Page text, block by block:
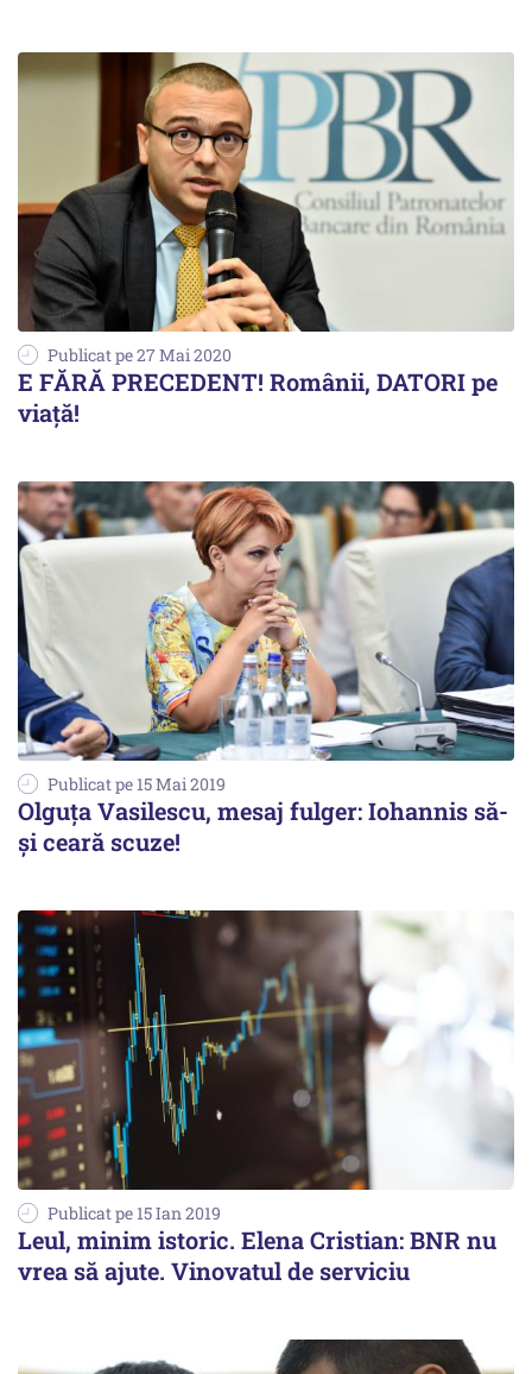
Publicat pe 27 Mai 2020
E FĂRĂ PRECEDENT! Românii, DATORI pe
viață!
Publicat pe 15 Mai 2019
Olguța Vasilescu, mesaj fulger: Iohannis să-
și ceară scuze!
Publicat pe 15 Ian 2019
Leul, minim istoric. Elena Cristian: BNR nu
vrea să ajute. Vinovatul de serviciu